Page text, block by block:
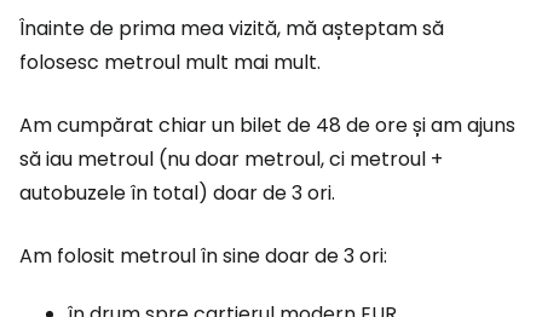
Înainte de prima mea vizită, mă așteptam să
folosesc metroul mult mai mult.
Am cumpărat chiar un bilet de 48 de ore și am ajuns
să iau metroul (nu doar metroul, ci metroul +
autobuzele în total) doar de 3 ori.
Am folosit metroul în sine doar de 3 ori: